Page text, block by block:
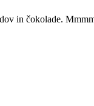
in čokolade.